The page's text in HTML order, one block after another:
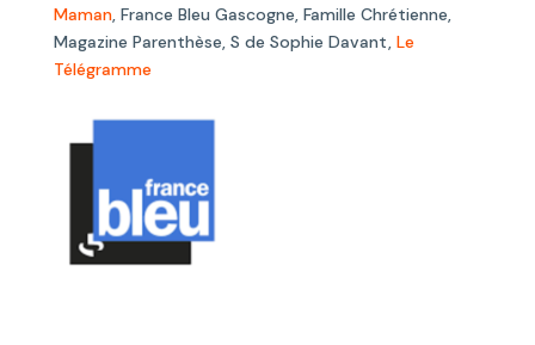
Maman, France Bleu Gascogne, Famille Chrétienne,
Magazine Parenthèse, S de Sophie Davant,Le
Télégramme